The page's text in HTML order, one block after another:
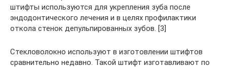
штифты используются для укрепления зуба после
эндодонтического лечения и в целях профилактики
откола стенок депульпированных зубов. [3]
Стекловолокно используют в изготовлении штифтов
сравнительно недавно. Такой штифт изготавливают по